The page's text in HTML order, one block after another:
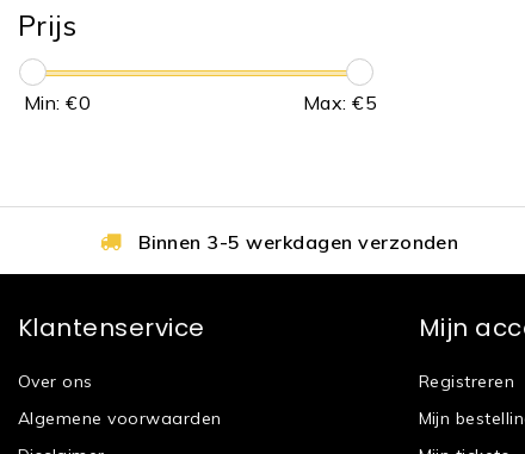
Prijs
Min: €0 Max: €5
Binnen 3-5 werkdagen verzonden
Klantenservice
Over ons
Algemene voorwaarden
Mijn
Registreren
Mijn